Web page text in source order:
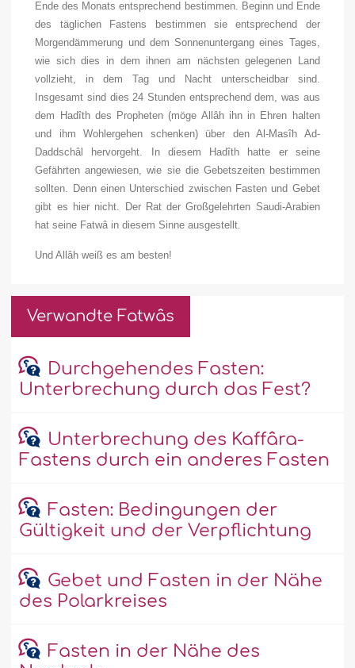
Ende des Monats entsprechend bestimmen. Beginn und Ende
des täglichen Fastens bestimmen sie entsprechend der
Morgendämmerung und dem Sonnenuntergang eines Tages,
wie sich dies in dem ihnen am nächsten gelegenen Land
vollzieht, in dem Tag und Nacht unterscheidbar sind.
Insgesamt sind dies 24 Stunden entsprechend dem, was aus
dem Hadîth des Propheten (möge Allâh ihn in Ehren halten
und ihm Wohlergehen schenken) über den Al-Masîh Ad-
Daddschâl hervorgeht. In diesem Hadîth hatte er seine
Gefährten angewiesen, wie sie die Gebetszeiten bestimmen
sollten. Denn einen Unterschied zwischen Fasten und Gebet
gibt es hier nicht. Der Rat der Großgelehrten Saudi-Arabien
hat seine Fatwâ in diesem Sinne ausgestellt.
Und Allâh weiß es am besten!
Verwandte Fatwâs
Durchgehendes Fasten:
Unterbrechung durch das Fest?
Unterbrechung des Kaffâra-
Fastens durch ein anderes Fasten
Fasten: Bedingungen der
Gültigkeit und der Verpflichtung
Gebet und Fasten in der Nähe
des Polarkreises
Fasten in der Nähe des